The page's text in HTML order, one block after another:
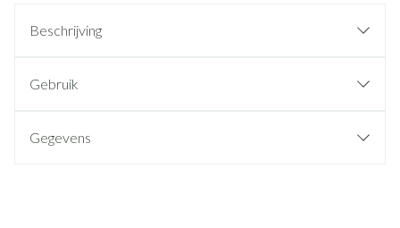
Beschrijving
Gebruik
Gegevens